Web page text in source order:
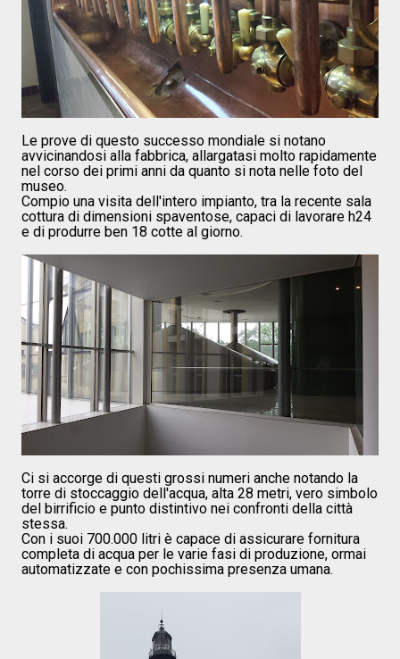
Le prove di questo successo mondiale si notano
avvicinandosi alla fabbrica, allargatasi molto rapidamente
nel corso dei primi anni da quanto si nota nelle foto del
museo.
Compio una visita dell'intero impianto, tra la recente sala
cottura di dimensioni spaventose, capaci di lavorare h24
e di produrre ben 18 cotte al giorno.
Ci si accorge di questi grossi numeri anche notando la
torre di stoccaggio dell'acqua, alta 28 metri, vero simbolo
del birrificio e punto distintivo nei confronti della città
stessa.
Con i suoi 700.000 litri è capace di assicurare fornitura
completa di acqua per le varie fasi di produzione, ormai
automatizzate e con pochissima presenza umana.